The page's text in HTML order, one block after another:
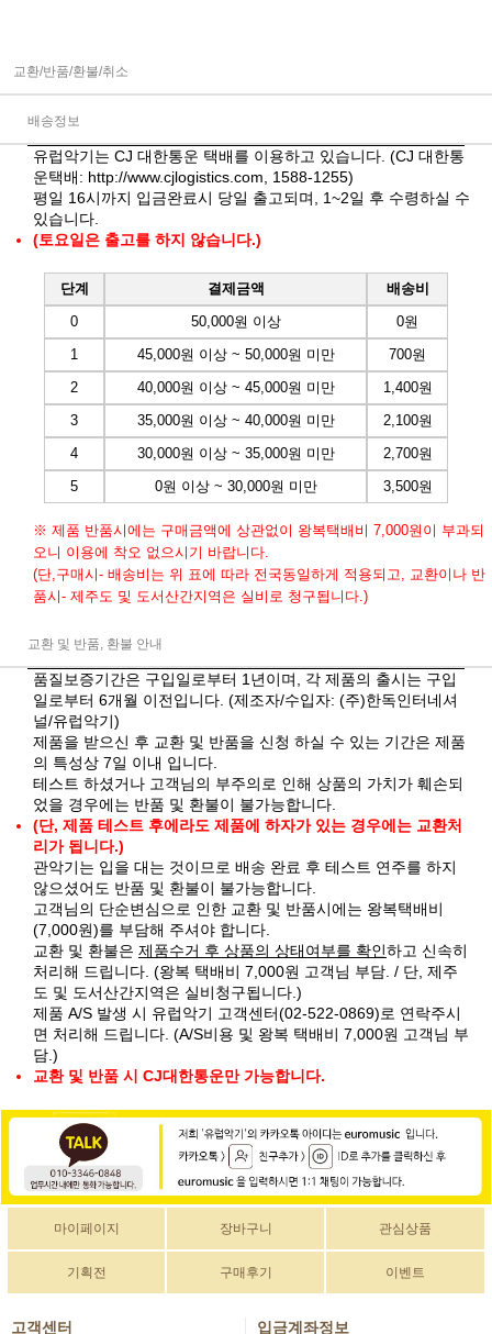
교환/반품/환불/취소
배송정보
유럽악기는 CJ 대한통운 택배를 이용하고 있습니다. (CJ 대한통
운택배: http://www.cjlogistics.com , 1588-1255)
평일 16시까지 입금완료시 당일 출고되며, 1~2일 후 수령하실 수
있습니다.
(토요일은 출고를 하지 않습니다.)
단계 결제금액
배송비
0
50,000원 이상
0원
1
45,000원 이상 ~ 50,000원 미만
700원
2
40,000원 이상 ~ 45,000원 미만
1,400원
3
35,000원 이상 ~ 40,000원 미만
2,100원
4
30,000원 이상 ~ 35,000원 미만
2,700원
5
0원 이상 ~ 30,000원 미만 3,500원
※ 제품 반품시에는 구매금액에 상관없이 왕복택배비 7,000원이 부과되
오니 이용에 착오 없으시기 바랍니다.
(단,구매시- 배송비는 위 표에 따라 전국동일하게 적용되고, 교환이나 반
품시- 제주도 및 도서산간지역은 실비로 청구됩니다.)
교환 및 반품, 환불 안내
품질보증기간은 구입일로부터 1년이며, 각 제품의 출시는 구입
일로부터 6개월 이전입니다. (제조자/수입자: (주)한독인터네셔
널/유럽악기)
제품을 받으신 후 교환 및 반품을 신청 하실 수 있는 기간은 제품
의 특성상 7일 이내 입니다.
테스트 하셨거나 고객님의 부주의로 인해 상품의 가치가 훼손되
었을 경우에는 반품 및 환불이 불가능합니다.
(단, 제품 테스트 후에라도 제품에 하자가 있는 경우에는 교환처
리가 됩니다.)
관악기는 입을 대는 것이므로 배송 완료 후 테스트 연주를 하지
않으셨어도 반품 및 환불이 불가능합니다.
고객님의 단순변심으로 인한 교환 및 반품시에는 왕복택배비
(7,000원)를 부담해 주셔야 합니다.
교환 및 환불은 제품수거 후 상품의 상태여부를 확인하고 신속히
처리해 드립니다. (왕복 택배비 7,000원 고객님 부담. / 단, 제주
도 및 도서산간지역은 실비청구됩니다.)
제품 A/S 발생 시 유럽악기 고객센터(02-522-0869)로 연락주시
면 처리해 드립니다. (A/S비용 및 왕복 택배비 7,000원 고객님 부
담.)
교환 및 반품 시 CJ대한통운만 가능합니다.
마이페이지 장바구니 관심상품
기획전 구매후기 이벤트
고객센터 입금계좌정보